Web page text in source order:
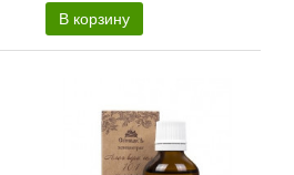
В корзину